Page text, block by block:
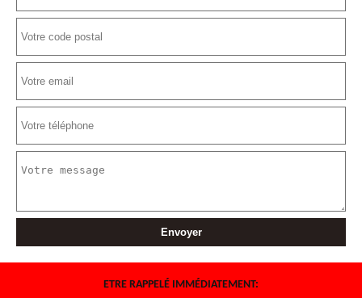
ETRE RAPPELÉ IMMÉDIATEMENT: